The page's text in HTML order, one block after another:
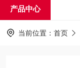
产品中心
当前位置： 首页